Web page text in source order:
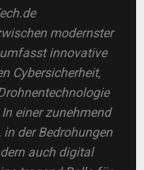
modernster
innovative
Cybersicherheit,
einer zunehmend
der Bedrohungen
auch digital